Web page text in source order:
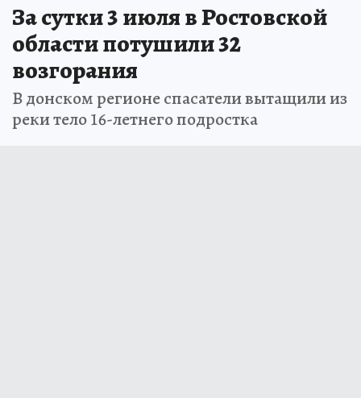
За сутки 3 июля в Ростовской
области потушили 32
возгорания
В донском регионе спасатели вытащили из
реки тело 16-летнего подростка